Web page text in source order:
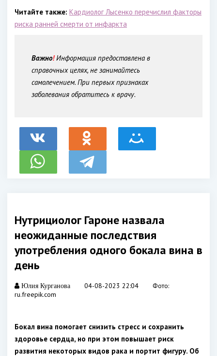
Читайте также: Кардиолог Лысенко перечислил факторы
риска ранней смерти от инфаркта
Важно!Информация предоставлена в
справочных целях, не занимайтесь
самолечением. При первых признаках
заболевания обратитесь к врачу.
Нутрициолог Гароне назвала
неожиданные последствия
употребления одного бокала вина в
день
Юлия Курганова 04-08-2023 22:04
Фото:
ru.freepik.com
Бокал вина помогает снизить стресс и сохранить
здоровье сердца, но при этом повышает риск
развития некоторых видов рака и портит фигуру. Об